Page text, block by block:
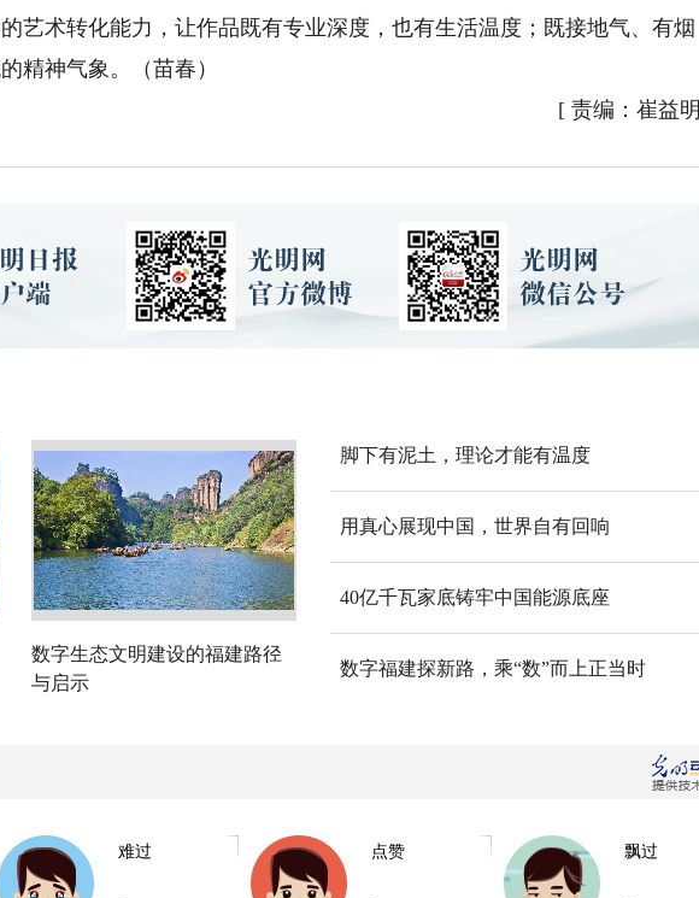
艺术转化能力，让作品既有专业深度，也有生活温度；既接地气、有烟
精神气象。（苗春）
[ 责编：崔益明
数字生态文明建设的福建路径
与启示
脚下有泥土，理论才能有温度
用真心展现中国，世界自有回响
40亿千瓦家底铸牢中国能源底座
数字福建探新路，乘“数”而上正当时
难过 点赞 飘过